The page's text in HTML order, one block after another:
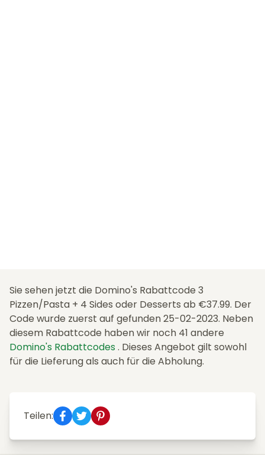
Sie sehen jetzt die Domino's Rabattcode 3
Pizzen/Pasta + 4 Sides oder Desserts ab €37.99. Der
Code wurde zuerst auf gefunden 25-02-2023. Neben
diesem Rabattcode haben wir noch 41 andere
Domino's Rabattcodes . Dieses Angebot gilt sowohl
für die Lieferung als auch für die Abholung.
Teilen: